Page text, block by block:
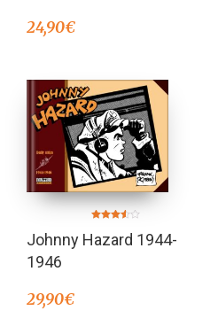
24,90€
en
3.50
Johnny Hazard 1944-
1946
29,90€